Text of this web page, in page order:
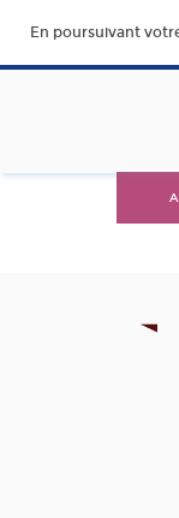
En poursuivant